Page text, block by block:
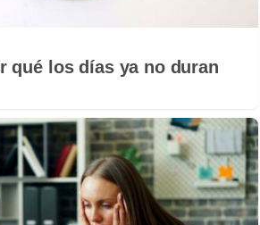
qué los días ya no duran